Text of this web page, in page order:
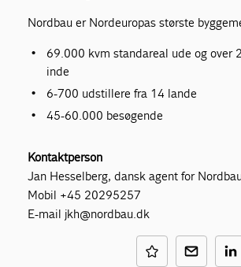
Nordbau er Nordeuropas største
69.000 kvm standareal ude og over
inde
6-700 udstillere fra 14 lande
45-60.000 besøgende
Kontaktperson
Jan Hesselberg, dansk agent for
Mobil +45 20295257
E-mail jkh@nordbau.dk